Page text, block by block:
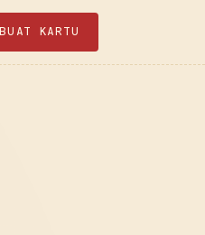
BUAT KARTU